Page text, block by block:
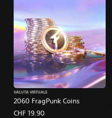
2060 FragPunk Coins
VALUTA VIRTUALE
CHF 19.90